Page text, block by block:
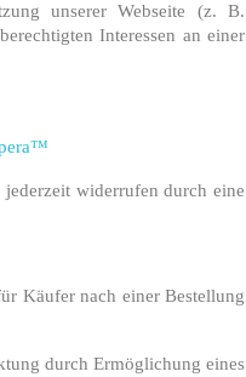
unserer Webseite (z. B.
Interessen an einer
widerrufen durch eine
Käufer nach einer Bestellung
durch Ermöglichung eines